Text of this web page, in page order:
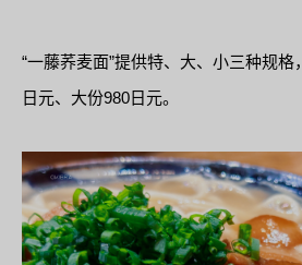
“一藤荞麦面”提供特、大、小三种规
日元、大份980日元。